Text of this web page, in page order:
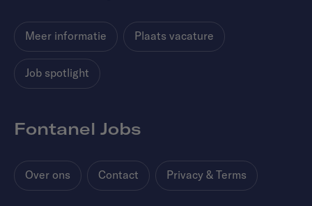
Meer informatie Plaats vacature
Job spotlight
Fontanel Jobs
Over ons Contact Privacy & Terms